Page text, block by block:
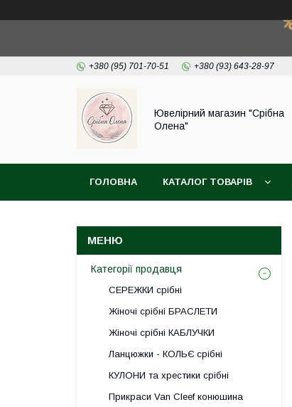
+380 (95) 701-70-51 +380 (93) 643-28-97
Ювелірний магазин "Срібна
Олена"
ГОЛОВНА КАТАЛОГ ТОВАРІВ
Категорії продавця
СЕРЕЖКИ срібні
Жіночі срібні БРАСЛЕТИ
Жіночі срібні КАБЛУЧКИ
Ланцюжки - КОЛЬЄ срібні
КУЛОНИ та хрестики срібні
Прикраси Van Cleef конюшина